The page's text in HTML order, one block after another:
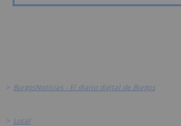
> BurgosNoticias - El diario digital de Burgos
> Local